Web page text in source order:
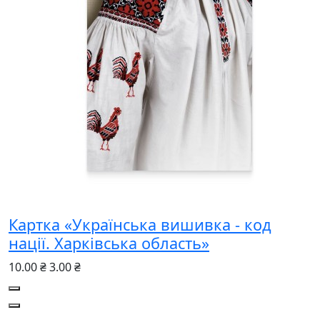
Картка «Українська вишивка - код
нації. Харківська область»
10.00 ₴3.00 ₴